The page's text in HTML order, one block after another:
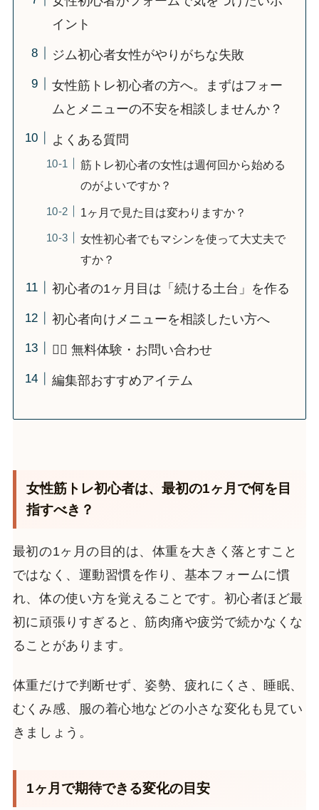
イント
ジム初心者女性がやりがちな失敗
女性筋トレ初心者の方へ。まずはフォー
ムとメニューの不安を相談しませんか？
よくある質問
筋トレ初心者の女性は週何回から始める
のがよいですか？
1ヶ月で見た目は変わりますか？
女性初心者でもマシンを使って大丈夫で
すか？
初心者の1ヶ月目は「続ける土台」を作る
初心者向けメニューを相談したい方へ
🏋️‍♂️ 無料体験・お問い合わせ
編集部おすすめアイテム
女性筋トレ初心者は、最初の1ヶ月で何を目
指すべき？
最初の1ヶ月の目的は、体重を大きく落とすこと
ではなく、運動習慣を作り、基本フォームに慣
れ、体の使い方を覚えることです。初心者ほど最
初に頑張りすぎると、筋肉痛や疲労で続かなくな
ることがあります。
体重だけで判断せず、姿勢、疲れにくさ、睡眠、
むくみ感、服の着心地などの小さな変化も見てい
きましょう。
1ヶ月で期待できる変化の目安